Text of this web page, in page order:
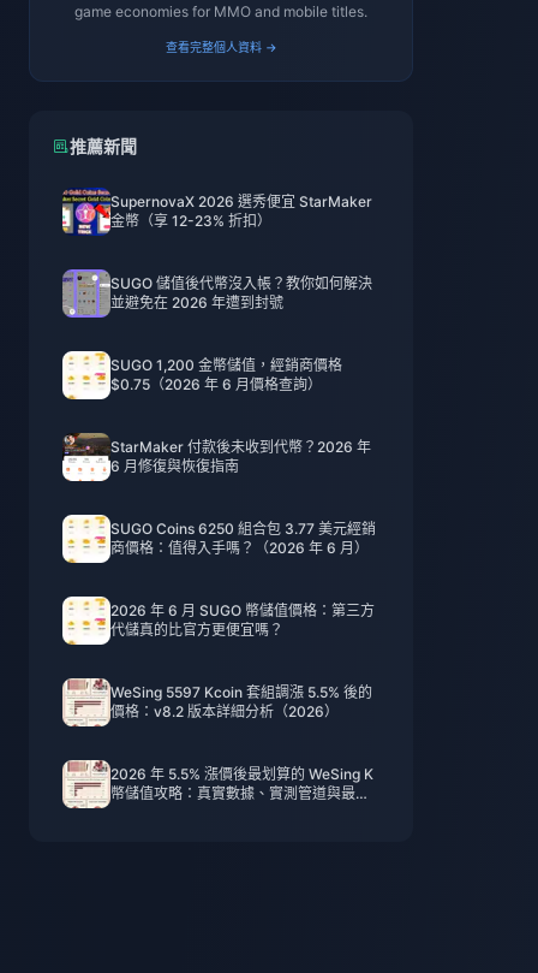
game economies for MMO and mobile titles.
查看完整個人資料 →
推薦新聞
SupernovaX 2026 選秀便宜 StarMaker
金幣（享 12-23% 折扣）
SUGO 儲值後代幣沒入帳？教你如何解決
並避免在 2026 年遭到封號
SUGO 1,200 金幣儲值，經銷商價格
$0.75（2026 年 6 月價格查詢）
StarMaker 付款後未收到代幣？2026 年
6 月修復與恢復指南
SUGO Coins 6250 組合包 3.77 美元經銷
商價格：值得入手嗎？（2026 年 6 月）
2026 年 6 月 SUGO 幣儲值價格：第三方
代儲真的比官方更便宜嗎？
WeSing 5597 Kcoin 套組調漲 5.5% 後的
價格：v8.2 版本詳細分析（2026）
2026 年 5.5% 漲價後最划算的 WeSing K
幣儲值攻略：真實數據、實測管道與最終